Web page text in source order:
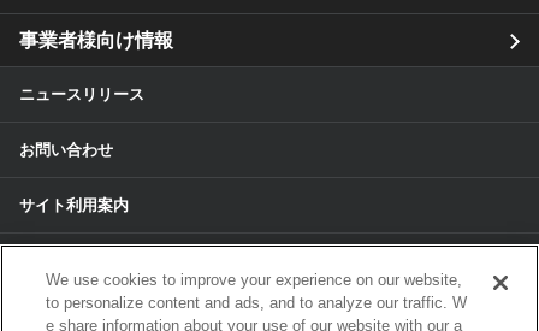
事業者様向け情報
ニュースリリース
お問い合わせ
サイト利用案内
個人情報のお取扱いについて
We use cookies to improve your experience on our website,
to personalize content and ads, and to analyze our traffic. W
e share information about your use of our website with our a